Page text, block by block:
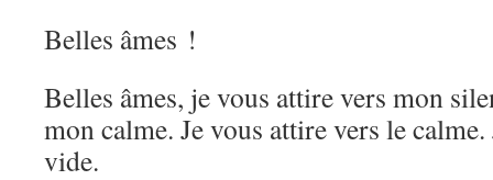
Belles âmes !
Belles âmes, je vous attire vers mon
mon calme. Je vous attire vers le
vide.